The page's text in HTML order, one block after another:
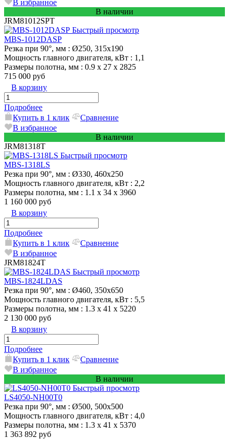
В избранное
В наличии
JRM81012SPT
Быстрый просмотр
MBS-1012DASP
Резка при 90°, мм : Ø250, 315х190
Мощность главного двигателя, кВт : 1,1
Размеры полотна, мм : 0.9 x 27 x 2825
715 000 руб
В корзину
Подробнее
Купить в 1 клик
Сравнение
В избранное
В наличии
JRM81318T
Быстрый просмотр
MBS-1318LS
Резка при 90°, мм : Ø330, 460x250
Мощность главного двигателя, кВт : 2,2
Размеры полотна, мм : 1.1 x 34 x 3960
1 160 000 руб
В корзину
Подробнее
Купить в 1 клик
Сравнение
В избранное
JRM81824T
Быстрый просмотр
MBS-1824LDAS
Резка при 90°, мм : Ø460, 350х650
Мощность главного двигателя, кВт : 5,5
Размеры полотна, мм : 1.3 х 41 х 5220
2 130 000 руб
В корзину
Подробнее
Купить в 1 клик
Сравнение
В избранное
В наличии
Быстрый просмотр
LS4050-NH00T0
Резка при 90°, мм : Ø500, 500x500
Мощность главного двигателя, кВт : 4,0
Размеры полотна, мм : 1.3 х 41 х 5370
1 363 892 руб